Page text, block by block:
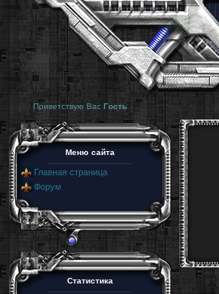
Приветствую Вас Гость
Меню сайта
Главная страница
Форум
Статистика